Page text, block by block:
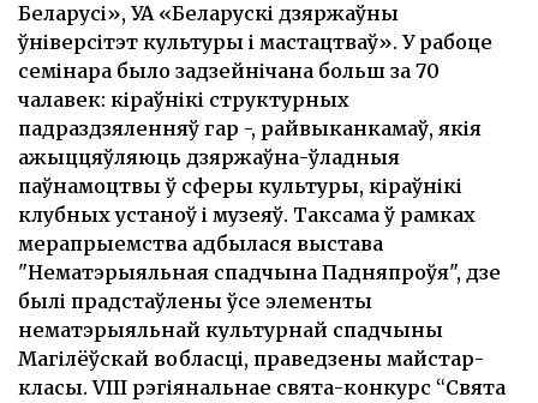
Беларусі», УА «Беларускі дзяржаўны
ўніверсітэт культуры і мастацтваў». У рабоце
семінара было задзейнічана больш за 70
чалавек: кіраўнікі структурных
падраздзяленняў гар -, райвыканкамаў, якія
ажыццяўляюць дзяржаўна-ўладныя
паўнамоцтвы ў сферы культуры, кіраўнікі
клубных устаноў і музеяў. Таксама ў рамках
мерапрыемства адбылася выстава
"Нематэрыяльная спадчына Падняпроўя", дзе
былі прадстаўлены ўсе элементы
нематэрыяльнай культурнай спадчыны
Магілёўскай вобласці, праведзены майстар-
класы. VIII рэгіянальнае свята-конкурс “Свята